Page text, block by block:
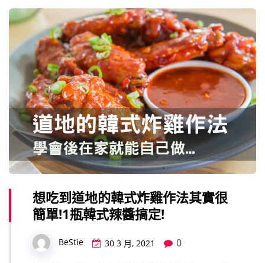
想吃到道地的韓式炸雞作法其實很
簡單!1瓶韓式辣醬搞定!
BeStie 30 3 月, 2021 0